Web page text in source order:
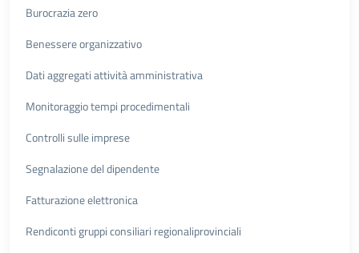
Burocrazia zero
Benessere organizzativo
Dati aggregati attività amministrativa
Monitoraggio tempi procedimentali
Controlli sulle imprese
Segnalazione del dipendente
Fatturazione elettronica
Rendiconti gruppi consiliari regionaliprovinciali